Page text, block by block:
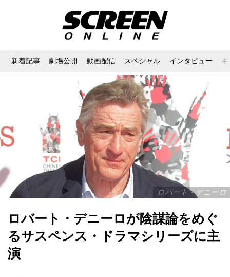
新着記事 劇場公開 動画配信 スペシャル インタビュー
ロバート・デニーロ
ロバート・デニーロが陰謀論をめぐ
るサスペンス・ドラマシリーズに主
演